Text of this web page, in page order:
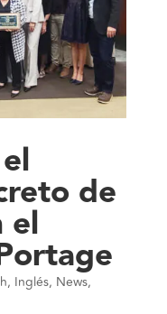
de
el
, Inglés, News,